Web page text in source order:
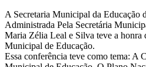
A Secretaria Municipal da Educação
Administrada Pela Secretária
Maria Zélia Leal e Silva teve a honra
Municipal de Educação.
Essa conferência teve como tema: A